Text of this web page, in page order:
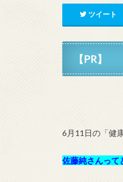
ツイート
【PR】
6月11日の「健
佐藤純さんって